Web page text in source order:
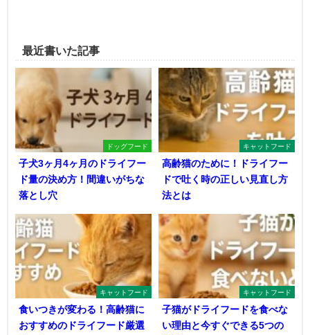
最近書いた記事
ドッグフード
子犬3ヶ月4ヶ月のドライフー
ド量の決め方！間違いがちな
落とし穴
キャットフード
高齢猫のために！ドライフー
ドで吐く時の正しい見直し方
法とは
キャットフード
食いつきが変わる！高齢猫に
おすすめのドライフード厳選
キャットフード
子猫がドライフードを食べな
い理由と今すぐできる5つの